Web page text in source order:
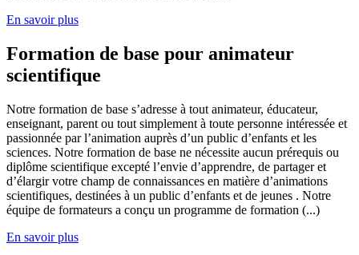
En savoir plus
Formation de base pour animateur
scientifique
Notre formation de base s’adresse à tout animateur, éducateur,
enseignant, parent ou tout simplement à toute personne intéressée et
passionnée par l’animation auprès d’un public d’enfants et les
sciences. Notre formation de base ne nécessite aucun prérequis ou
diplôme scientifique excepté l’envie d’apprendre, de partager et
d’élargir votre champ de connaissances en matière d’animations
scientifiques, destinées à un public d’enfants et de jeunes . Notre
équipe de formateurs a conçu un programme de formation (...)
En savoir plus